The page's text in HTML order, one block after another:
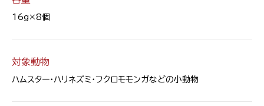
16g×8個
対象動物
ハムスター・ハリネズミ・フクロモモンガなどの小動物